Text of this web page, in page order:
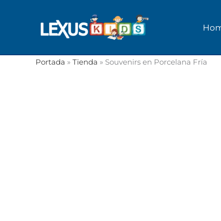
Portada » Tienda » Souvenirs en Porcelana Fría